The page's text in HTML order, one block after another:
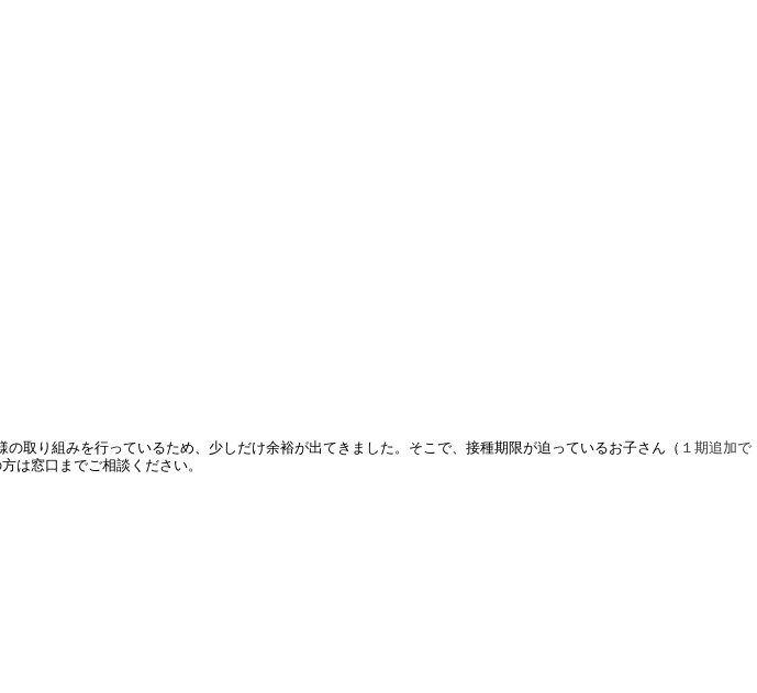
取り組みを行っているため、少しだけ余裕が出てきました。そこで、接種期限が迫っているお子さん（ １期追加で
は窓口までご相談ください。